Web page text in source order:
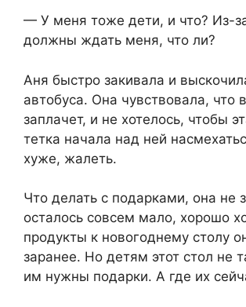
— У меня тоже дети, и что? Из-
должны ждать меня, что ли?
Аня быстро закивала и
автобуса. Она чувствовала, что
заплачет, и не хотелось, чтобы
тетка начала над ней
хуже, жалеть.
Что делать с подарками, она не
осталось совсем мало, хорошо
продукты к новогоднему столу
заранее. Но детям этот стол не
им нужны подарки. А где их